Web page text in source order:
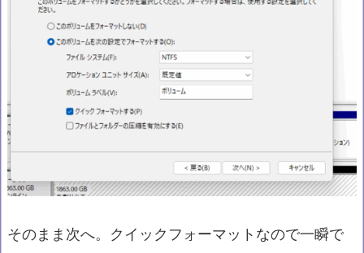
そのまま次へ。クイックフォーマットなので一瞬で